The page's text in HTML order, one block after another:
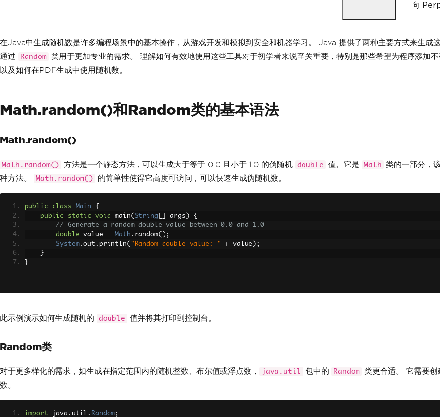
向
在Java中生成随机数是许多编程场景中的基本操作，从游戏开发和模拟到安全和机器学习。 Java 提供了两种主要方式来生成
通过
Random 类用于更加专业的需求。 理解如何有效地使用这些工具对于初学者来说至关重要，特别是那些希望为程序添加
以及如何在PDF生成中使用随机数。
Math.random()和Random类的基本语法
Math.random()
Math.random() 方法是一个静态方法，可以生成大于等于 0.0 且小于 1.0 的伪随机 double 值。它是 Math
类的一部分，
种方法。
Math.random() 的简单性使得它高度可访问，可以快速生成伪随机数。
public class Main
{
public
static void main( String args )
{
// Generate a random double value between 0.0 and 1.0
double value = Math . random();
System . out . println( "Random double value: " + value );
}
}
此示例演示如何生成随机的 double 值并将其打印到控制台。
Random类
对于更多样化的需求，如生成在指定范围内的随机整数、布尔值或浮点数， java.util 包中的 Random 类更合适。 它需要
数。
import java . util . Random;